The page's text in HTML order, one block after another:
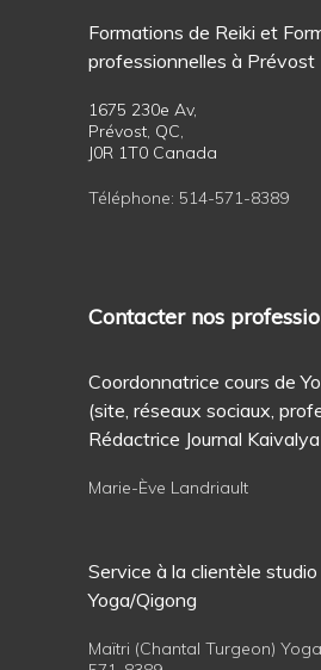
Formations de Reiki et
professionnelles à Prévost
1675 230e Av,
Prévost, QC,
J0R 1T0 Canada
Téléphone: 514-571-8389
Contacter nos
Coordonnatrice cours de
(site, réseaux sociaux,
Rédactrice Journal Kaivalya
Marie-Ève Landriault
Service à la clientèle studio
Yoga/Qigong
Maïtri (Chantal Turgeon)